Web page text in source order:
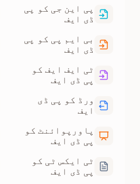
پی این جی کو پی
ڈی ایف
بی ایم پی کو پی
ڈی ایف
ٹی ایف ایف کو
پی ڈی ایف
ورڈ کو پی ڈی
ایف
پاورپوائنٹ کو
پی ڈی ایف
ٹی ایکس ٹی کو
پی ڈی ایف